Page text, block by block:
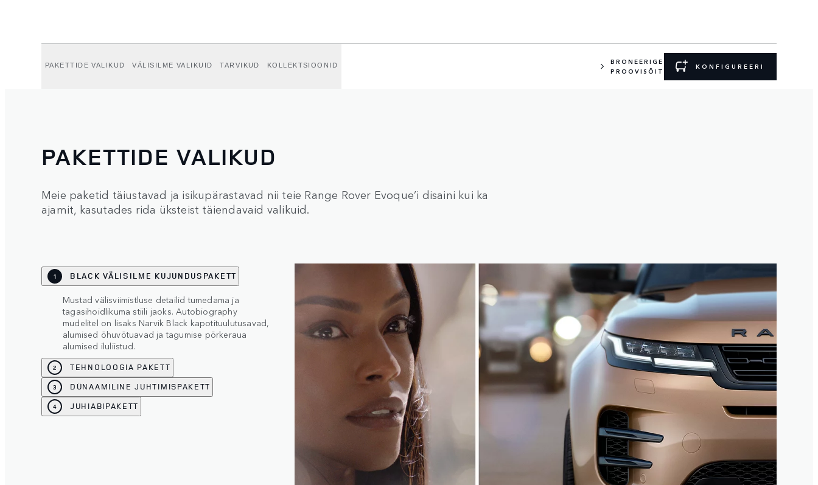
PAKETTIDE VALIKUD VÄLISILME VALIKUID TARVIKUD KOLLEKTSIOONID
BRONEERIGE
PROOVISÕIT
KONFIGUREERI
PAKETTIDE VALIKUD
Meie paketid täiustavad ja isikupärastavad nii teie Range Rover Evoque’i disaini kui ka
ajamit, kasutades rida üksteist täiendavaid valikuid.
1 BLACK VÄLISILME KUJUNDUSPAKETT
Mustad välisviimistluse detailid tumedama ja
tagasihoidlikuma stiili jaoks. Autobiography
mudelitel on lisaks Narvik Black kapotituulutusavad,
alumised õhuvõtuavad ja tagumise põrkeraua
alumised iluliistud.
2 TEHNOLOOGIA PAKETT
3 DÜNAAMILINE JUHTIMISPAKETT
4 JUHIABIPAKETT